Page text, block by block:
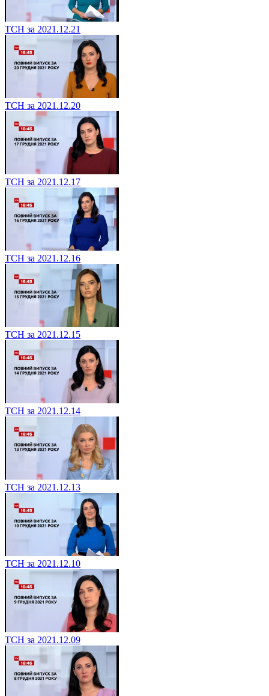
ТСН за 2021.12.21
ТСН за 2021.12.20
ТСН за 2021.12.17
ТСН за 2021.12.16
ТСН за 2021.12.15
ТСН за 2021.12.14
ТСН за 2021.12.13
ТСН за 2021.12.10
ТСН за 2021.12.09